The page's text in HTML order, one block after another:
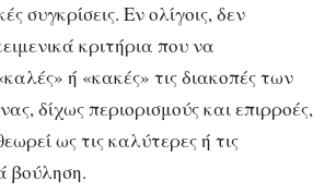
συγκρίσεις. Εν ολίγοις, δεν
κριτήρια που να
ή «κακές» τις διακοπές των
δίχως περιορισμούς και επιρροές,
ως τις καλύτερες ή τις
βούληση.